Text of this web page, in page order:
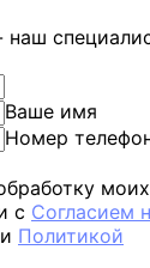
Ваше имя
Номер
с Согласием
и Политикой